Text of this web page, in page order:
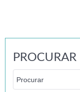
PROCURAR